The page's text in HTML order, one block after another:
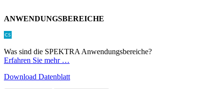
ANWENDUNGSBEREICHE
Was sind die SPEKTRA Anwendungsbereiche?
Erfahren Sie mehr …
Download Datenblatt